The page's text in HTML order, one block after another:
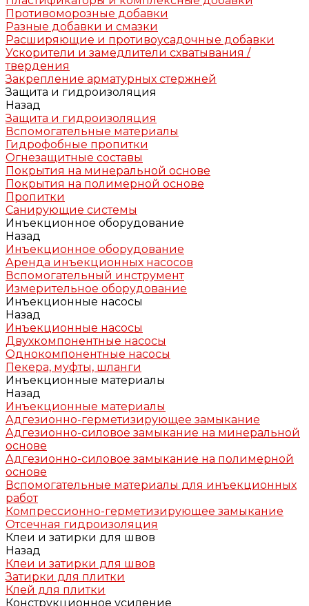
Противоморозные добавки
Разные добавки и смазки
Расширяющие и противоусадочные добавки
Ускорители и замедлители схватывания /
твердения
Закрепление арматурных стержней
Защита и гидроизоляция
Назад
Защита и гидроизоляция
Вспомогательные материалы
Гидрофобные пропитки
Огнезащитные составы
Покрытия на минеральной основе
Покрытия на полимерной основе
Пропитки
Санирующие системы
Инъекционное оборудование
Назад
Инъекционное оборудование
Аренда инъекционных насосов
Вспомогательный инструмент
Измерительное оборудование
Инъекционные насосы
Назад
Инъекционные насосы
Двухкомпонентные насосы
Однокомпонентные насосы
Пекера, муфты, шланги
Инъекционные материалы
Назад
Инъекционные материалы
Адгезионно-герметизирующее замыкание
Адгезионно-силовое замыкание на минеральной
основе
Адгезионно-силовое замыкание на полимерной
основе
Вспомогательные материалы для инъекционных
работ
Компрессионно-герметизирующее замыкание
Отсечная гидроизоляция
Клеи и затирки для швов
Назад
Клеи и затирки для швов
Затирки для плитки
Клей для плитки
Конструкционное усиление